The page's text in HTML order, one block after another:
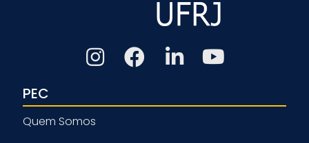
PEC
Quem Somos